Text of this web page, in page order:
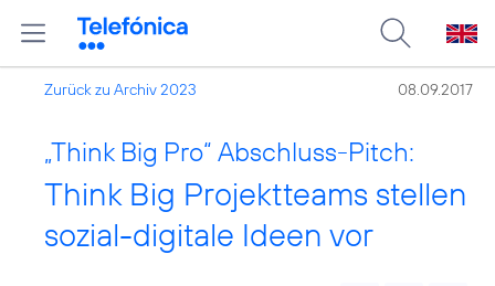
Zurück zu Archiv 2023 08.09.2017
„Think Big Pro“ Abschluss-Pitch:
Think Big Projektteams stellen
sozial-digitale Ideen vor